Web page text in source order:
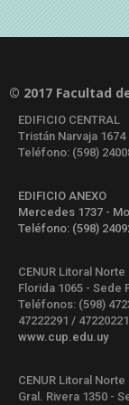
© 2017 Facultad
EDIFICIO CENTRAL
Tristán Narvaja
Teléfono: (598)
EDIFICIO ANEXO
Mercedes 1737 -
Teléfono: (598)
CENUR Litoral Norte
Florida 1065 - Sede
Teléfonos: (598)
47222291 / 47220221
www.cup.edu.uy
CENUR Litoral Norte
Gral. Rivera 1350 -